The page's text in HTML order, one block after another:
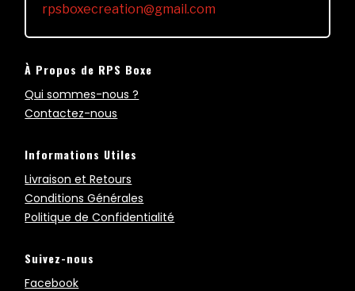
rpsboxecreation@gmail.com
À Propos de RPS Boxe
Qui sommes-nous ?
Contactez-nous
Informations Utiles
Livraison et Retours
Conditions Générales
Politique de Confidentialité
Suivez-nous
Facebook